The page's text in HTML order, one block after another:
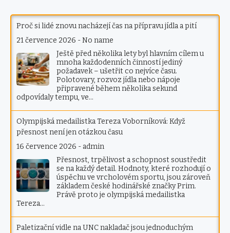
Proč si lidé znovu nacházejí čas na přípravu jídla a pití
21 července 2026 -No name
Ještě před několika lety byl hlavním cílem u
mnoha každodenních činností jediný
požadavek – ušetřit co nejvíce času.
Polotovary, rozvoz jídla nebo nápoje
připravené během několika sekund
odpovídaly tempu, ve…
Olympijská medailistka Tereza Voborníková: Když
přesnost není jen otázkou času
16 července 2026 - admin
Přesnost, trpělivost a schopnost soustředit
se na každý detail. Hodnoty, které rozhodují o
úspěchu ve vrcholovém sportu, jsou zároveň
základem české hodinářské značky Prim.
Právě proto je olympijská medailistka
Tereza…
Paletizační vidle na UNC nakladač jsou jednoduchým